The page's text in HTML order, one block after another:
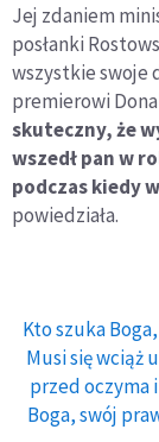
Jej zdaniem
posłanki
wszystkie swoje
premierowi
skuteczny, że
wszedł pan w
podczas kiedy
powiedziała.
Kto szuka
Musi się wciąż
przed oczyma
Boga, swój